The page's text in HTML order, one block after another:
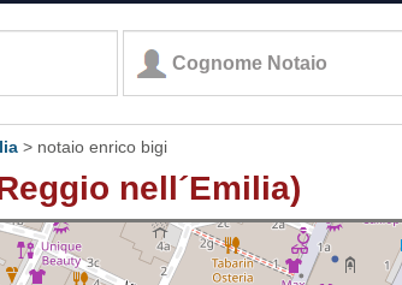
> notaio enrico bigi
nell´Emilia)